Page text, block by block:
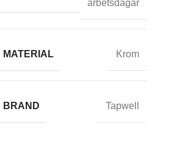
arbetsdagar
MATERIAL Krom
BRAND Tapwell